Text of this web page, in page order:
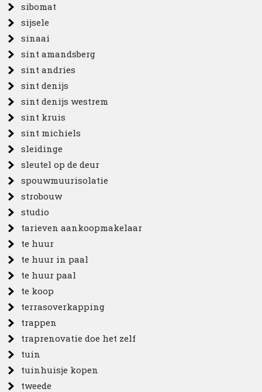
sibomat
sijsele
sinaai
sint amandsberg
sint andries
sint denijs
sint denijs westrem
sint kruis
sint michiels
sleidinge
sleutel op de deur
spouwmuurisolatie
strobouw
studio
tarieven aankoopmakelaar
te huur
te huur in paal
te huur paal
te koop
terrasoverkapping
trappen
traprenovatie doe het zelf
tuin
tuinhuisje kopen
tweede